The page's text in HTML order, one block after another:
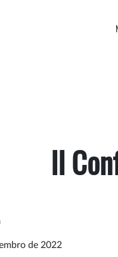
II
de 2022